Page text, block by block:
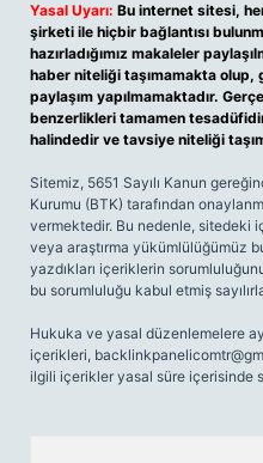
Yasal Uyarı: Bu internet sitesi,
şirketi ile hiçbir bağlantısı
hazırladığımız makaleler
haber niteliği taşımamakta olup,
paylaşım yapılmamaktadır.
benzerlikleri tamamen
halindedir ve tavsiye niteliği
Sitemiz, 5651 Sayılı Kanun
Kurumu (BTK) tarafından
vermektedir. Bu nedenle, sitedeki
veya araştırma yükümlülüğümüz
yazdıkları içeriklerin
bu sorumluluğu kabul etmiş
Hukuka ve yasal düzenlemelere
içerikleri,
ilgili içerikler yasal süre içerisinde